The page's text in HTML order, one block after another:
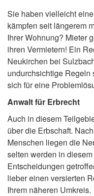
Sie haben vielleicht
kämpfen seit längerem
Ihrer Wohnung? Mieter
ihren Vermietern! Ein
Neukirchen bei
undurchsichtige Regeln
sich für eine
Anwalt für Erbrecht
Auch in diesem
über die Erbschaft.
Menschen liegen die
selten werden in
Entscheidungen
lieber einen versierten
Ihrem näheren Umkreis.